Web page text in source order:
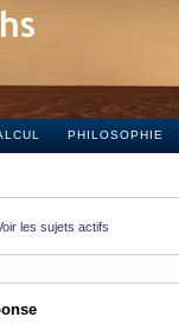
PHILOSOPHIE
les sujets actifs